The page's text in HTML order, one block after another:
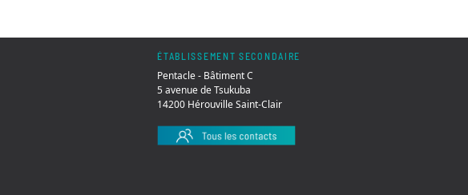
ÉTABLISSEMENT SECONDAIRE
Pentacle - Bâtiment C
5 avenue de Tsukuba
14200 Hérouville Saint-Clair